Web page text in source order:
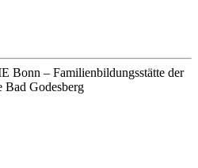
– Familienbildungsstätte der
Bad Godesberg